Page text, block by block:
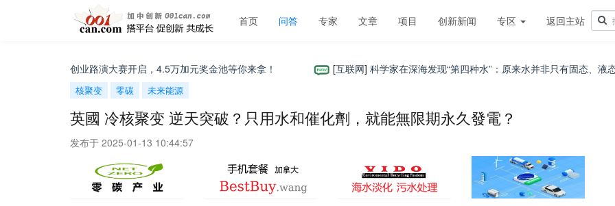
首页 问答 专家 文章 项目 创新新闻 专区 返回主站
年度创业路演大赛开启，4.5万加元奖金池等你来拿！ 互联网] 科学家在深海发现“第四种水”：原来水并非只有固态、液态和气
核聚变 零碳 未来能源
英國 冷核聚变 逆天突破？只用水和催化劑，就能無限期永久發電？
发布于 2025-01-13 10:44:57